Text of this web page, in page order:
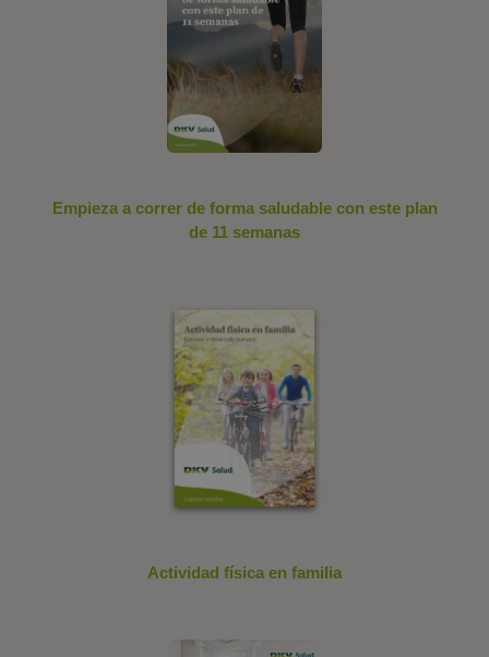
Empieza a correr de forma saludable con este plan
de 11 semanas
Actividad física en familia